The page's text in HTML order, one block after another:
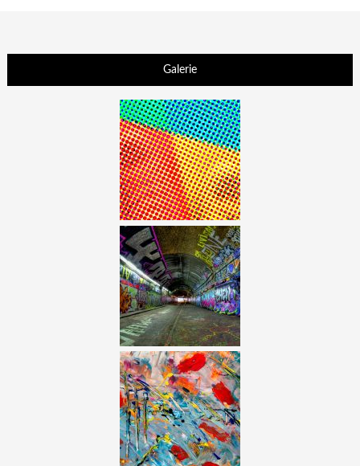
Galerie